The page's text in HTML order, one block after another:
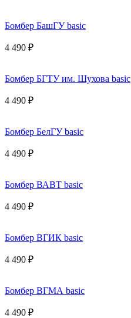
Бомбер БашГУ basic
4 490 ₽
Бомбер БГТУ им. Шухова basic
4 490 ₽
Бомбер БелГУ basic
4 490 ₽
Бомбер ВАВТ basic
4 490 ₽
Бомбер ВГИК basic
4 490 ₽
Бомбер ВГМА basic
4 490 ₽